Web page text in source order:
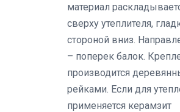
материал
сверху утеплителя,
стороной вниз.
– поперек балок.
производится
рейками. Если для
применяется керамзит